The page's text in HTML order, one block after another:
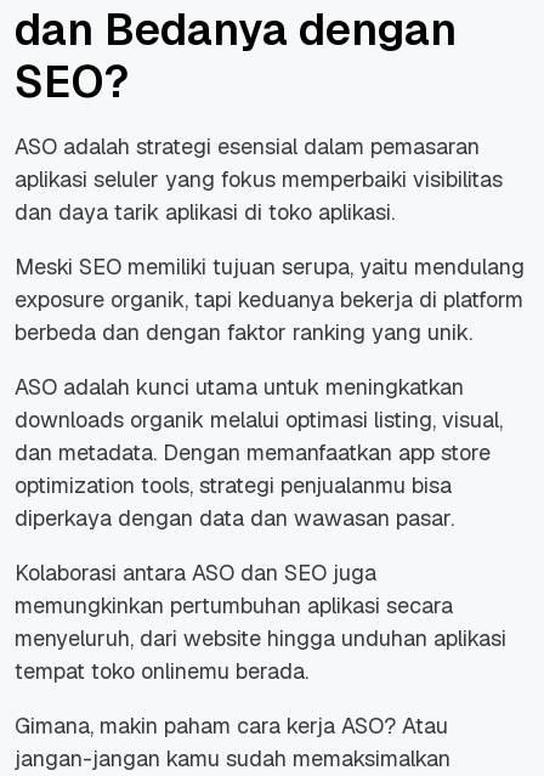
dan Bedanya dengan
SEO?
ASO adalah strategi esensial dalam pemasaran
aplikasi seluler yang fokus memperbaiki visibilitas
dan daya tarik aplikasi di toko aplikasi.
Meski SEO memiliki tujuan serupa, yaitu mendulang
exposure organik, tapi keduanya bekerja di platform
berbeda dan dengan faktor ranking yang unik.
ASO adalah kunci utama untuk meningkatkan
downloads organik melalui optimasi listing, visual,
dan metadata. Dengan memanfaatkan app store
optimization tools, strategi penjualanmu bisa
diperkaya dengan data dan wawasan pasar.
Kolaborasi antara ASO dan SEO juga
memungkinkan pertumbuhan aplikasi secara
menyeluruh, dari website hingga unduhan aplikasi
tempat toko onlinemu berada.
Gimana, makin paham cara kerja ASO? Atau
jangan-jangan kamu sudah memaksimalkan